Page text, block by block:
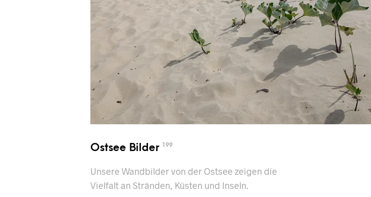
Ostsee Bilder 199
Unsere Wandbilder von der Ostsee zeigen die
Vielfalt an Stränden, Küsten und Inseln.